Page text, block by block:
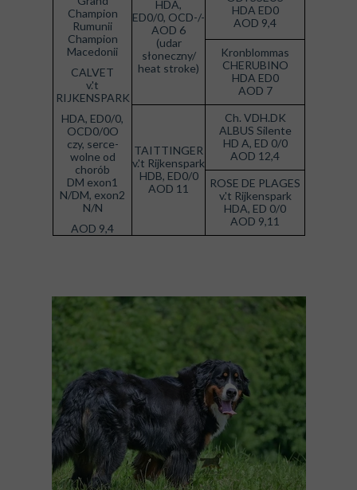
Champion
Rumunii
Champion
Macedonii
CALVET
v.'t
RIJKENSPARK
HDA, ED0/0,
OCD0/0O
czy, serce-
wolne od
chorób
DM exon1
N/DM, exon2
N/N
AOD 9,4
HDA,
ED0/0, OCD-/-
AOD 6
(udar
słoneczny/
heat stroke)
HDA ED0
AOD 9,4
Kronblommas
CHERUBINO
HDA ED0
AOD 7
TAITTINGER
v.'t Rijkenspark
HDB, ED0/0
AOD 11
Ch. VDH.DK
ALBUS Silente
HD A, ED 0/0
AOD 12,4
ROSE DE PLAGES
v.'t Rijkenspark
HDA, ED 0/0
AOD 9,11